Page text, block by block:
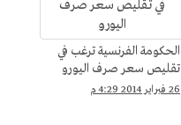
الحكومة الفرنسية ترغب في
تقليص سعر صرف اليورو
26 فبراير 2014 4:29 م